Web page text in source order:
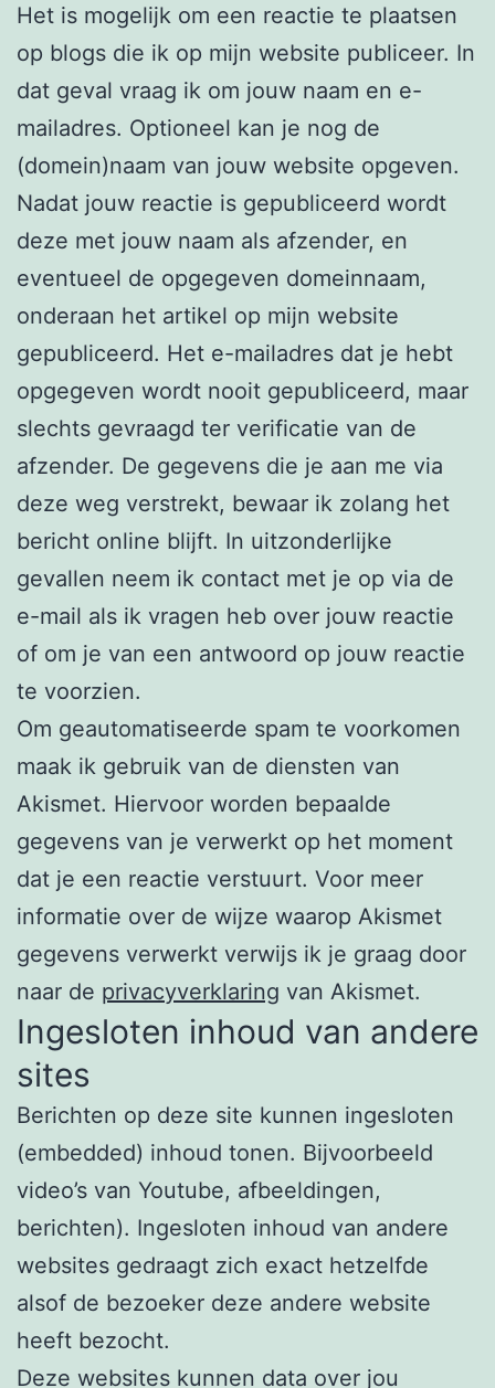
Het is mogelijk om een reactie te plaatsen
op blogs die ik op mijn website publiceer. In
dat geval vraag ik om jouw naam en e-
mailadres. Optioneel kan je nog de
(domein)naam van jouw website opgeven.
Nadat jouw reactie is gepubliceerd wordt
deze met jouw naam als afzender, en
eventueel de opgegeven domeinnaam,
onderaan het artikel op mijn website
gepubliceerd. Het e-mailadres dat je hebt
opgegeven wordt nooit gepubliceerd, maar
slechts gevraagd ter verificatie van de
afzender. De gegevens die je aan me via
deze weg verstrekt, bewaar ik zolang het
bericht online blijft. In uitzonderlijke
gevallen neem ik contact met je op via de
e-mail als ik vragen heb over jouw reactie
of om je van een antwoord op jouw reactie
te voorzien.
Om geautomatiseerde spam te voorkomen
maak ik gebruik van de diensten van
Akismet. Hiervoor worden bepaalde
gegevens van je verwerkt op het moment
dat je een reactie verstuurt. Voor meer
informatie over de wijze waarop Akismet
gegevens verwerkt verwijs ik je graag door
naar de privacyverklaring van Akismet.
Ingesloten inhoud van andere
sites
Berichten op deze site kunnen ingesloten
(embedded) inhoud tonen. Bijvoorbeeld
video’s van Youtube, afbeeldingen,
berichten). Ingesloten inhoud van andere
websites gedraagt zich exact hetzelfde
alsof de bezoeker deze andere website
heeft bezocht.
Deze websites kunnen data over jou